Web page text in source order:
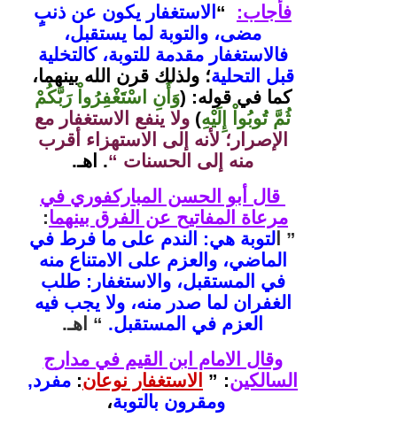
فأجاب: “ الاستغفار يكون عن ذنبٍ
مضى، والتوبة لما يستقبل،
فالاستغفار مقدمة للتوبة، كالتخلية
قبل التحلية؛ ولذلك قرن الله بينهما،
كما في قوله: (وَأَنِ اسْتَغْفِرُواْ رَبَّكُمْ
ثُمَّ تُوبُواْ إِلَيْهِ) ولا ينفع الاستغفار مع
الإصرار؛ لأنه إلى الاستهزاء أقرب
منه إلى الحسنات “. اهـ.
قال أبو الحسن المباركفوري في
مرعاة المفاتيح عن الفرق بينهما:
” لتوبة هي: الندم على ما فرط في
الماضي، والعزم على الامتناع منه
في المستقبل، والاستغفار: طلب
الغفران لما صدر منه، ولا يجب فيه
العزم في المستقبل. “ اهـ.
وقال الامام ابن القيم في مدارج
السالكين:
” الاستغفار نوعان: مفرد,
ومقرون بالتوبة،